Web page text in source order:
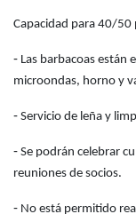
Capacidad para 40/50
‑ Las barbacoas están
microondas, horno y
‑ Servicio de leña y
‑ Se podrán celebrar
reuniones de socios.
‑ No está permitido